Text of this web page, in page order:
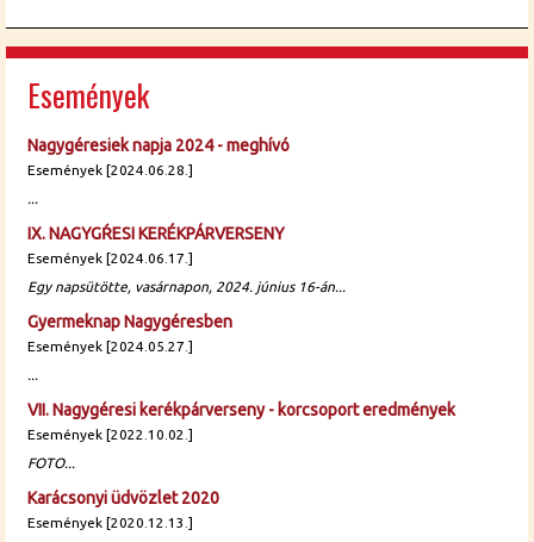
Események
Nagygéresiek napja 2024 - meghívó
Események [2024.06.28.]
...
IX. NAGYGŔESI KERÉKPÁRVERSENY
Események [2024.06.17.]
Egy napsütötte, vasárnapon, 2024. június 16-án...
Gyermeknap Nagygéresben
Események [2024.05.27.]
...
VII. Nagygéresi kerékpárverseny - korcsoport eredmények
Események [2022.10.02.]
FOTO...
Karácsonyi üdvözlet 2020
Események [2020.12.13.]